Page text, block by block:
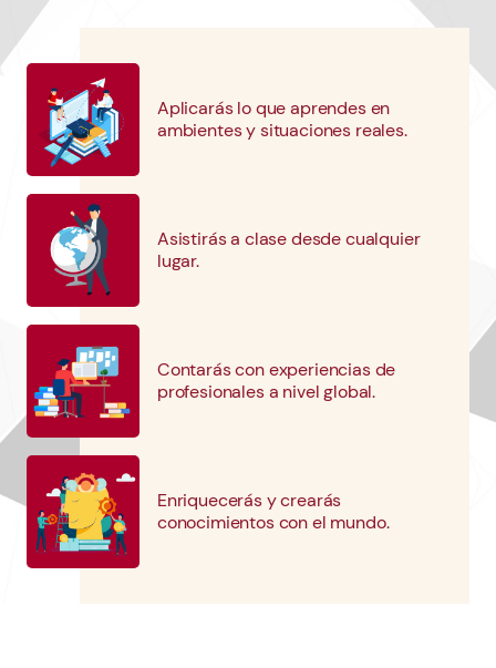
Inicia tu actividad.
Aplicarás lo que aprendes en
ambientes y situaciones reales.
Asistirás a clase desde cualquier
lugar.
Contarás con experiencias de
profesionales a nivel global.
Enriquecerás y crearás
conocimientos con el mundo.